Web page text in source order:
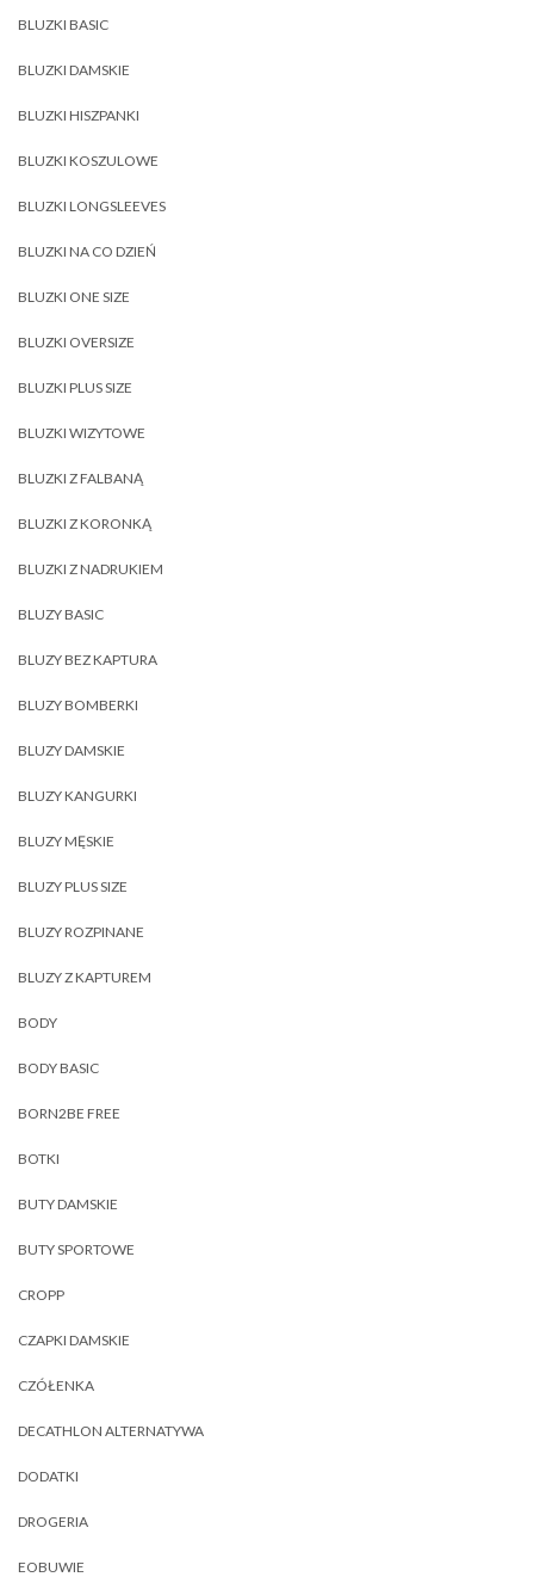
BLUZKI BASIC
BLUZKI DAMSKIE
BLUZKI HISZPANKI
BLUZKI KOSZULOWE
BLUZKI LONGSLEEVES
BLUZKI NA CO DZIEŃ
BLUZKI ONE SIZE
BLUZKI OVERSIZE
BLUZKI PLUS SIZE
BLUZKI WIZYTOWE
BLUZKI Z FALBANĄ
BLUZKI Z KORONKĄ
BLUZKI Z NADRUKIEM
BLUZY BASIC
BLUZY BEZ KAPTURA
BLUZY BOMBERKI
BLUZY DAMSKIE
BLUZY KANGURKI
BLUZY MĘSKIE
BLUZY PLUS SIZE
BLUZY ROZPINANE
BLUZY Z KAPTUREM
BODY
BODY BASIC
BORN2BE FREE
BOTKI
BUTY DAMSKIE
BUTY SPORTOWE
CROPP
CZAPKI DAMSKIE
CZÓŁENKA
DECATHLON ALTERNATYWA
DODATKI
DROGERIA
EOBUWIE